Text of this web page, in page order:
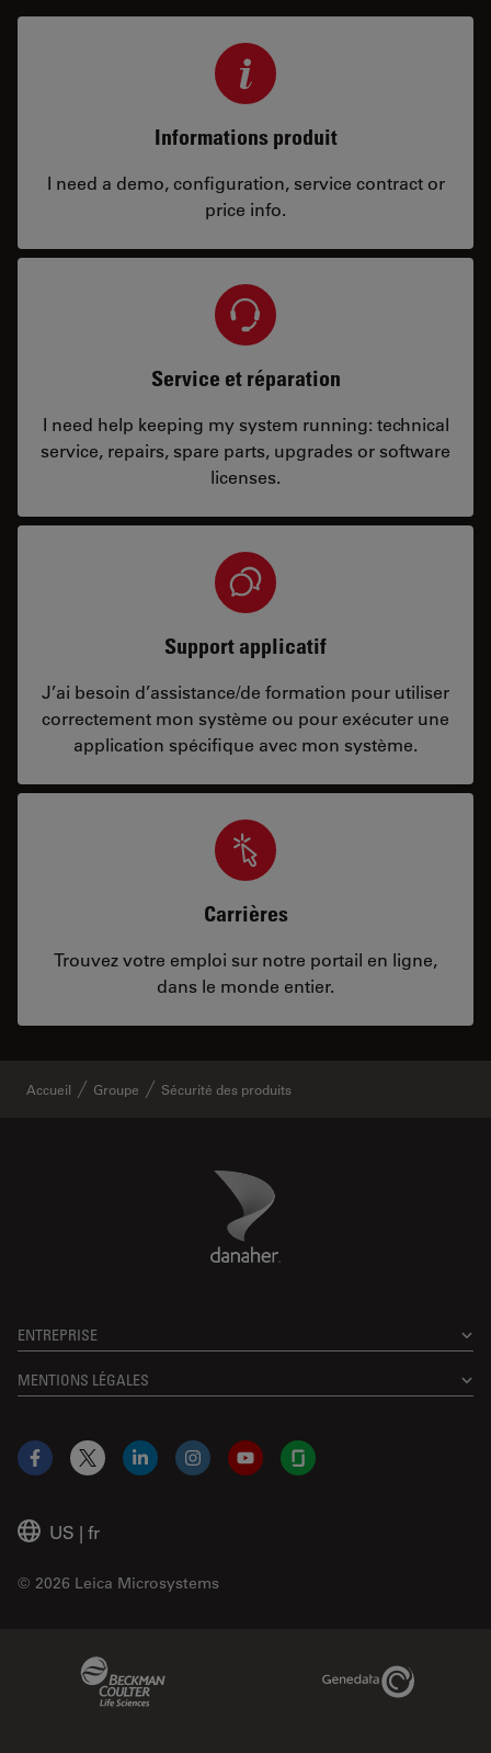
Informations produit
I need a demo, configuration, service contract or
price info.
Service et réparation
I need help keeping my system running: technical
service, repairs, spare parts, upgrades or software
licenses.
Support applicatif
J’ai besoin d’assistance/de formation pour utiliser
correctement mon système ou pour exécuter une
application spécifique avec mon système.
Carrières
Trouvez votre emploi sur notre portail en ligne,
dans le monde entier.
Accueil Groupe Sécurité des produits
Danaher Logo
ENTREPRISE
MENTIONS LÉGALES
US | fr
© 2026 Leica Microsystems
Facebook
X LinkedInInstagramYouTubeGlassdoor
Genedata Link